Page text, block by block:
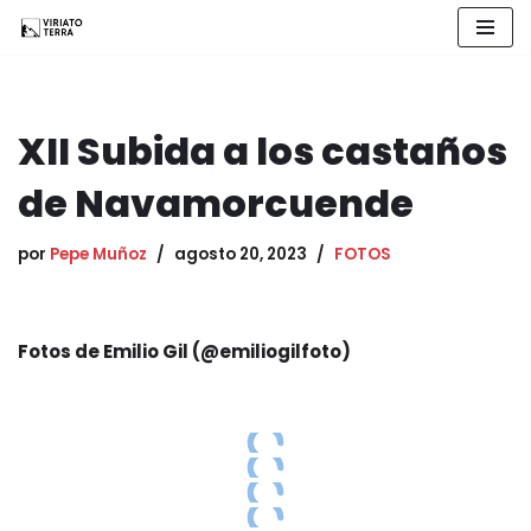
XII Subida a los castaños
de Navamorcuende
por Pepe Muñoz agosto 20, 2023 FOTOS
Fotos de Emilio Gil (@emiliogilfoto)